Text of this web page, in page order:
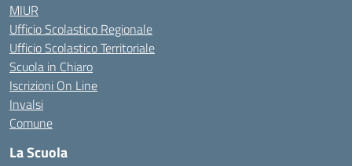
MIUR
Ufficio Scolastico Regionale
Ufficio Scolastico Territoriale
Scuola in Chiaro
Iscrizioni On Line
Invalsi
Comune
La Scuola